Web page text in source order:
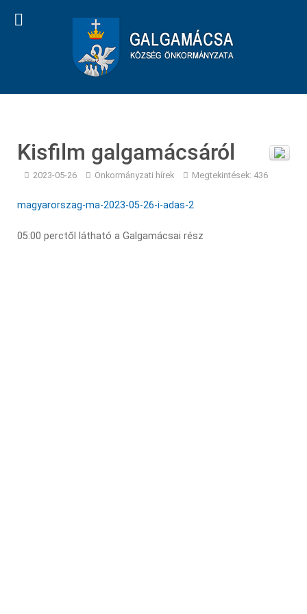
Kisfilm galgamácsáról
2023-05-26 Önkormányzati hírek Megtekintések: 436
magyarorszag-ma-2023-05-26-i-adas-2
05:00 perctől látható a Galgamácsai rész